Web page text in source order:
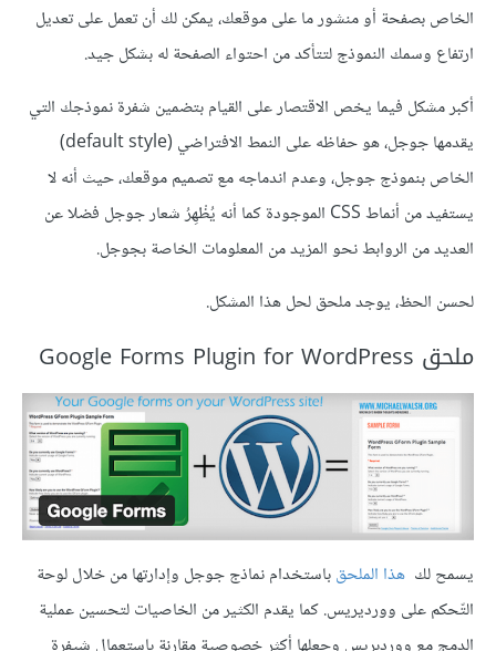
الخاص بصفحة أو منشور ما على موقعك، يمكن لك أن تعمل على تعديل
ارتفاع وسمك النموذج لتتأكد من احتواء الصفحة له بشكل جيد.
أكبر مشكل فيما يخص الاقتصار على القيام بتضمين شفرة نموذجك التي
يقدمها جوجل، هو حفاظه على النمط الافتراضي (default style)
الخاص بنموذج جوجل، وعدم اندماجه مع تصميم موقعك، حيث أنه لا
يستفيد من أنماط CSS الموجودة كما أنه يُظْهِرُ شعار جوجل فضلا عن
العديد من الروابط نحو المزيد من المعلومات الخاصة بجوجل.
لحسن الحظ، يوجد ملحق لحل هذا المشكل.
ملحق Google Forms Plugin for WordPress
يسمح لك هذا الملحقباستخدام نماذج جوجل وإدارتها من خلال لوحة
التّحكم على وورديريس. كما يقدم الكثير من الخاصيات لتحسين عملية